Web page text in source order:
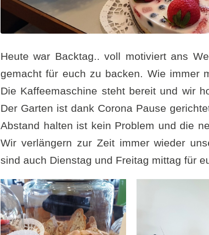
Heute war Backtag.. voll motiviert ans
gemacht für euch zu backen. Wie immer
Die Kaffeemaschine steht bereit und wir
Der Garten ist dank Corona Pause
Abstand halten ist kein Problem und die
Wir verlängern zur Zeit immer wieder
sind auch Dienstag und Freitag mittag für